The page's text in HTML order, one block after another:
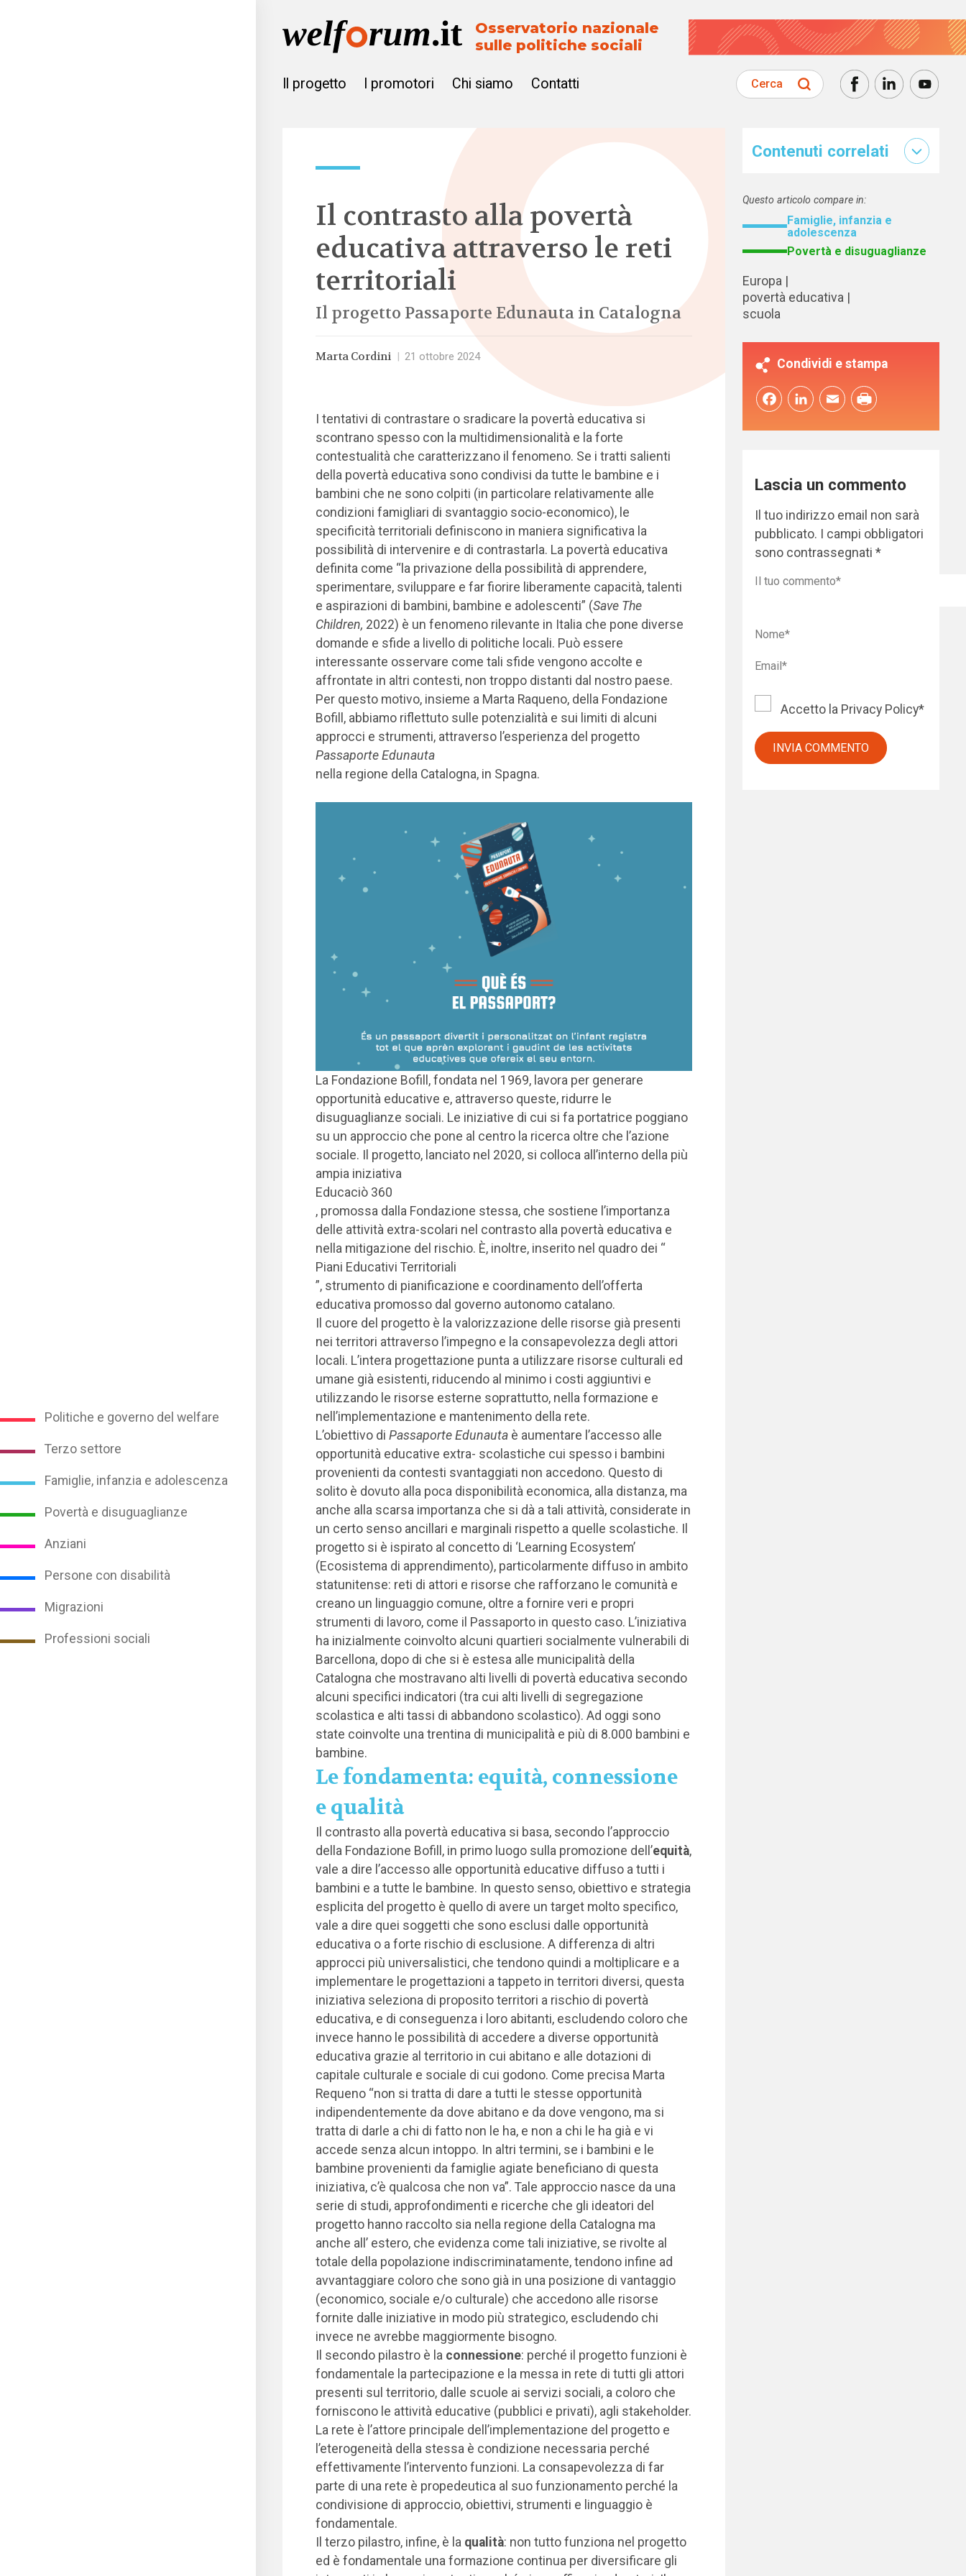
Politiche e governo del welfare
Terzo settore
Famiglie, infanzia e adolescenza
Povertà e disuguaglianze
Anziani
Persone con disabilità
Migrazioni
Professioni sociali
Osservatorio nazionale
sulle politiche sociali
Il progetto I promotori Chi siamo Contatti Cerca
Il contrasto alla povertà
educativa attraverso le reti
territoriali
Il progetto Passaporte Edunauta in Catalogna
Marta Cordini 21 ottobre 2024
I tentativi di contrastare o sradicare la povertà educativa si
scontrano spesso con la multidimensionalità e la forte
contestualità che caratterizzano il fenomeno. Se i tratti salienti
della povertà educativa sono condivisi da tutte le bambine e i
bambini che ne sono colpiti (in particolare relativamente alle
condizioni famigliari di svantaggio socio-economico), le
specificità territoriali definiscono in maniera significativa la
possibilità di intervenire e di contrastarla. La povertà educativa
definita come “la privazione della possibilità di apprendere,
sperimentare, sviluppare e far fiorire liberamente capacità, talenti
e aspirazioni di bambini, bambine e adolescenti” (Save The
Children, 2022) è un fenomeno rilevante in Italia che pone diverse
domande e sfide a livello di politiche locali. Può essere
interessante osservare come tali sfide vengono accolte e
affrontate in altri contesti, non troppo distanti dal nostro paese.
Per questo motivo, insieme a Marta Raqueno, della Fondazione
Bofill, abbiamo riflettuto sulle potenzialità e sui limiti di alcuni
approcci e strumenti, attraverso l’esperienza del progetto
Passaporte Edunauta
nella regione della Catalogna, in Spagna.
La Fondazione Bofill, fondata nel 1969, lavora per generare
opportunità educative e, attraverso queste, ridurre le
disuguaglianze sociali. Le iniziative di cui si fa portatrice poggiano
su un approccio che pone al centro la ricerca oltre che l’azione
sociale. Il progetto, lanciato nel 2020, si colloca all’interno della più
ampia iniziativa
Educaciò 360
, promossa dalla Fondazione stessa, che sostiene l’importanza
delle attività extra-scolari nel contrasto alla povertà educativa e
nella mitigazione del rischio. È, inoltre, inserito nel quadro dei “
Piani Educativi Territoriali
”, strumento di pianificazione e coordinamento dell’offerta
educativa promosso dal governo autonomo catalano.
Il cuore del progetto è la valorizzazione delle risorse già presenti
nei territori attraverso l’impegno e la consapevolezza degli attori
locali. L’intera progettazione punta a utilizzare risorse culturali ed
umane già esistenti, riducendo al minimo i costi aggiuntivi e
utilizzando le risorse esterne soprattutto, nella formazione e
nell’implementazione e mantenimento della rete.
L’obiettivo di Passaporte Edunautaè aumentare l’accesso alle
opportunità educative extra- scolastiche cui spesso i bambini
provenienti da contesti svantaggiati non accedono. Questo di
solito è dovuto alla poca disponibilità economica, alla distanza, ma
anche alla scarsa importanza che si dà a tali attività, considerate in
un certo senso ancillari e marginali rispetto a quelle scolastiche. Il
progetto si è ispirato al concetto di ‘Learning Ecosystem’
(Ecosistema di apprendimento), particolarmente diffuso in ambito
statunitense: reti di attori e risorse che rafforzano le comunità e
creano un linguaggio comune, oltre a fornire veri e propri
strumenti di lavoro, come il Passaporto in questo caso. L’iniziativa
ha inizialmente coinvolto alcuni quartieri socialmente vulnerabili di
Barcellona, dopo di che si è estesa alle municipalità della
Catalogna che mostravano alti livelli di povertà educativa secondo
alcuni specifici indicatori (tra cui alti livelli di segregazione
scolastica e alti tassi di abbandono scolastico). Ad oggi sono
state coinvolte una trentina di municipalità e più di 8.000 bambini e
bambine.
Le fondamenta: equità, connessione
e qualità
Il contrasto alla povertà educativa si basa, secondo l’approccio
della Fondazione Bofill, in primo luogo sulla promozione dell’equità,
vale a dire l’accesso alle opportunità educative diffuso a tutti i
bambini e a tutte le bambine. In questo senso, obiettivo e strategia
esplicita del progetto è quello di avere un target molto specifico,
vale a dire quei soggetti che sono esclusi dalle opportunità
educativa o a forte rischio di esclusione. A differenza di altri
approcci più universalistici, che tendono quindi a moltiplicare e a
implementare le progettazioni a tappeto in territori diversi, questa
iniziativa seleziona di proposito territori a rischio di povertà
educativa, e di conseguenza i loro abitanti, escludendo coloro che
invece hanno le possibilità di accedere a diverse opportunità
educativa grazie al territorio in cui abitano e alle dotazioni di
capitale culturale e sociale di cui godono. Come precisa Marta
Requeno “non si tratta di dare a tutti le stesse opportunità
indipendentemente da dove abitano e da dove vengono, ma si
tratta di darle a chi di fatto non le ha, e non a chi le ha già e vi
accede senza alcun intoppo. In altri termini, se i bambini e le
bambine provenienti da famiglie agiate beneficiano di questa
iniziativa, c’è qualcosa che non va”. Tale approccio nasce da una
serie di studi, approfondimenti e ricerche che gli ideatori del
progetto hanno raccolto sia nella regione della Catalogna ma
anche all’ estero, che evidenza come tali iniziative, se rivolte al
totale della popolazione indiscriminatamente, tendono infine ad
avvantaggiare coloro che sono già in una posizione di vantaggio
(economico, sociale e/o culturale) che accedono alle risorse
fornite dalle iniziative in modo più strategico, escludendo chi
invece ne avrebbe maggiormente bisogno.
Il secondo pilastro è la connessione: perché il progetto funzioni è
fondamentale la partecipazione e la messa in rete di tutti gli attori
presenti sul territorio, dalle scuole ai servizi sociali, a coloro che
forniscono le attività educative (pubblici e privati), agli stakeholder.
La rete è l’attore principale dell’implementazione del progetto e
l’eterogeneità della stessa è condizione necessaria perché
effettivamente l’intervento funzioni. La consapevolezza di far
parte di una rete è propedeutica al suo funzionamento perché la
condivisione di approccio, obiettivi, strumenti e linguaggio è
fondamentale.
Il terzo pilastro, infine, è la qualità: non tutto funziona nel progetto
ed è fondamentale una formazione continua per diversificare gli
Contenuti correlati
Questo articolo compare in:
Famiglie, infanzia e
adolescenza
Povertà e disuguaglianze
Europa
povertà educativa
scuola
Condividi e stampa
FacebookLinkedInEmail
Lascia un commento
Il tuo indirizzo email non sarà
pubblicato. I campi obbligatori
sono contrassegnati*
Accetto la Privacy Policy*